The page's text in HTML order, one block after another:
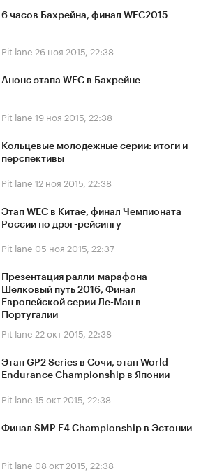
6 часов Бахрейна, финал WEC2015
Pit lane 26 ноя 2015, 22:38
Анонс этапа WEC в Бахрейне
Pit lane 19 ноя 2015, 22:38
Кольцевые молодежные серии: итоги и
перспективы
Pit lane 12 ноя 2015, 22:38
Этап WEC в Китае, финал Чемпионата
России по дрэг-рейсингу
Pit lane 05 ноя 2015, 22:37
Презентация ралли-марафона
Шелковый путь 2016, Финал
Европейской серии Ле-Ман в
Португалии
Pit lane 22 окт 2015, 22:38
Этап GP2 Series в Сочи, этап World
Endurance Championship в Японии
Pit lane 15 окт 2015, 22:38
Финал SMP F4 Championship в Эстонии
Pit lane 08 окт 2015, 22:38